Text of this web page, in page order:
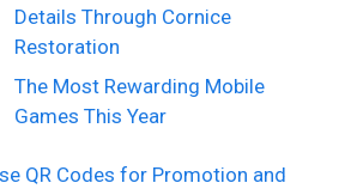
Details Through Cornice
Restoration
The Most Rewarding Mobile
Games This Year
QR Codes for Promotion and